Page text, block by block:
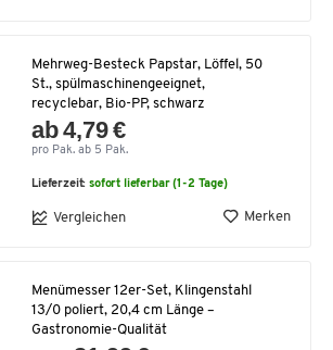
Mehrweg-Besteck Papstar, Löffel, 50
St., spülmaschinengeeignet,
recyclebar, Bio-PP, schwarz
ab 4,79 €
pro Pak. ab 5 Pak.
Lieferzeit:sofort lieferbar (1-2 Tage)
Vergleichen Merken
Menümesser 12er-Set, Klingenstahl
13/0 poliert, 20,4 cm Länge –
Gastronomie-Qualität